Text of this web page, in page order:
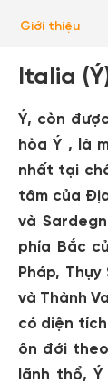
Giới thiệu
Italia
Ý, còn
hòa Ý , là
nhất tại
tâm của
và
phía Bắc
Pháp,
và Thành
có diện tích
ôn đới
lãnh thổ,